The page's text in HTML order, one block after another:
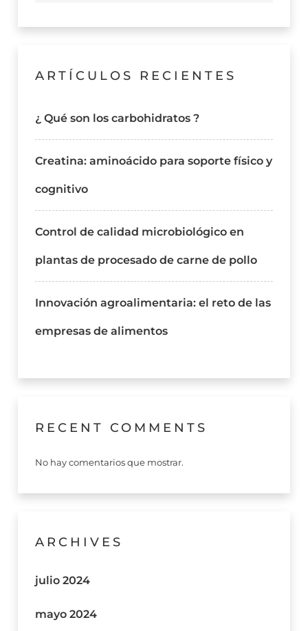
ARTÍCULOS RECIENTES
¿ Qué son los carbohidratos ?
Creatina: aminoácido para soporte físico y
cognitivo
Control de calidad microbiológico en
plantas de procesado de carne de pollo
Innovación agroalimentaria: el reto de las
empresas de alimentos
RECENT COMMENTS
No hay comentarios que mostrar.
ARCHIVES
julio 2024
mayo 2024